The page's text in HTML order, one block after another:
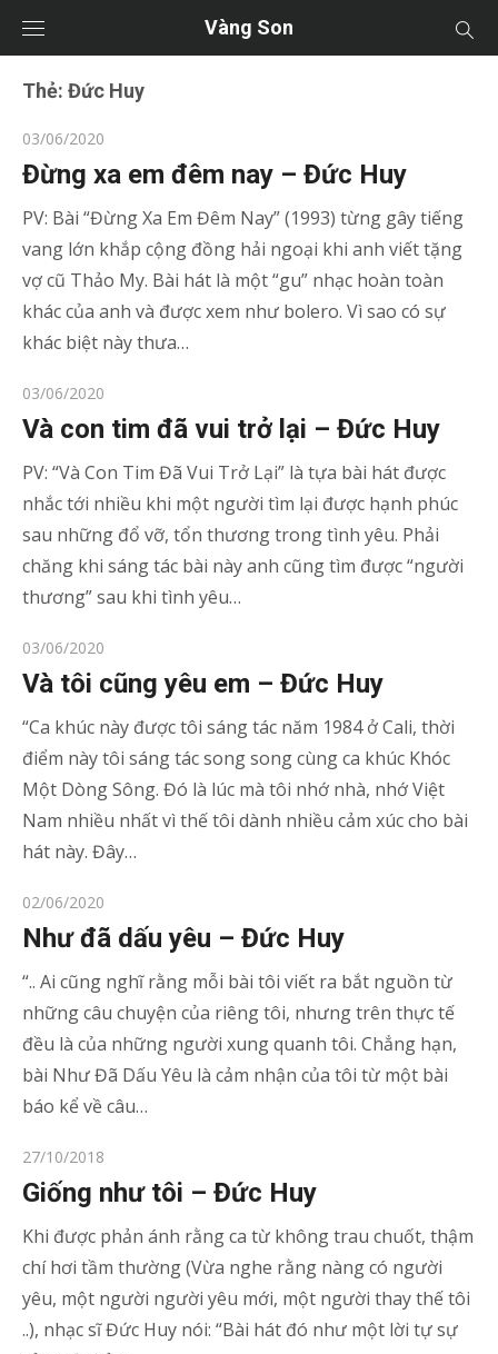
Vàng Son
Thẻ: Đức Huy
Posted
on
03/06/2020
Đừng xa em đêm nay – Đức Huy
PV: Bài “Đừng Xa Em Đêm Nay” (1993) từng gây tiếng
vang lớn khắp cộng đồng hải ngoại khi anh viết tặng
vợ cũ Thảo My. Bài hát là một “gu” nhạc hoàn toàn
khác của anh và được xem như bolero. Vì sao có sự
khác biệt này thưa…
Posted
on
03/06/2020
Và con tim đã vui trở lại – Đức Huy
PV: “Và Con Tim Đã Vui Trở Lại” là tựa bài hát được
nhắc tới nhiều khi một người tìm lại được hạnh phúc
sau những đổ vỡ, tổn thương trong tình yêu. Phải
chăng khi sáng tác bài này anh cũng tìm được “người
thương” sau khi tình yêu…
Posted
on
03/06/2020
Và tôi cũng yêu em – Đức Huy
“Ca khúc này được tôi sáng tác năm 1984 ở Cali, thời
điểm này tôi sáng tác song song cùng ca khúc Khóc
Một Dòng Sông. Đó là lúc mà tôi nhớ nhà, nhớ Việt
Nam nhiều nhất vì thế tôi dành nhiều cảm xúc cho bài
hát này. Đây…
Posted
on
02/06/2020
Như đã dấu yêu – Đức Huy
“.. Ai cũng nghĩ rằng mỗi bài tôi viết ra bắt nguồn từ
những câu chuyện của riêng tôi, nhưng trên thực tế
đều là của những người xung quanh tôi. Chẳng hạn,
bài Như Đã Dấu Yêu là cảm nhận của tôi từ một bài
báo kể về câu…
Posted
on
27/10/2018
Giống như tôi – Đức Huy
Khi được phản ánh rằng ca từ không trau chuốt, thậm
chí hơi tầm thường (Vừa nghe rằng nàng có người
yêu, một người người yêu mới, một người thay thế tôi
..), nhạc sĩ Đức Huy nói: “Bài hát đó như một lời tự sự